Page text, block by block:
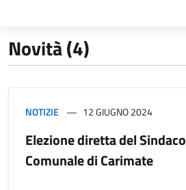
Novità (4)
NOTIZIE 12 GIUGNO 2024
Elezione diretta del
Comunale di Carimate